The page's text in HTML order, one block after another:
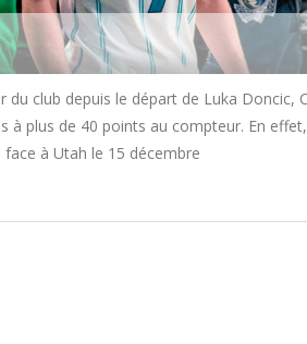
club depuis le départ de Luka Doncic,
à plus de 40 points au compteur. En
à Utah le 15 décembre